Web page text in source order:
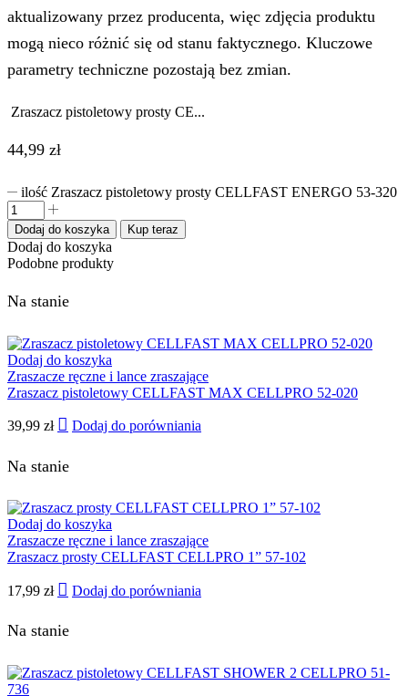
aktualizowany przez producenta, więc zdjęcia produktu
mogą nieco różnić się od stanu faktycznego. Kluczowe
parametry techniczne pozostają bez zmian.
Zraszacz pistoletowy prosty CE...
44,99 zł
ilość Zraszacz pistoletowy prosty CELLFAST ENERGO 53-320
Dodaj do koszyka Kup teraz
Dodaj do koszyka
Podobne produkty
Na stanie
Dodaj do koszyka
Zraszacze ręczne i lance zraszające
Zraszacz pistoletowy CELLFAST MAX CELLPRO 52-020
39,99 zł Dodaj do porówniania
Na stanie
Dodaj do koszyka
Zraszacze ręczne i lance zraszające
Zraszacz prosty CELLFAST CELLPRO 1” 57-102
17,99 zł Dodaj do porówniania
Na stanie